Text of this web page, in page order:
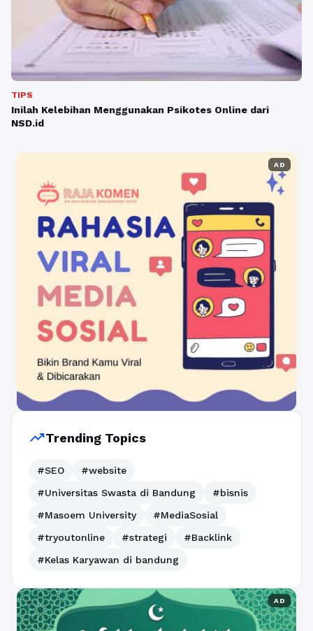
TIPS
Inilah Kelebihan Menggunakan Psikotes Online dari
NSD.id
AD
trending_upTrending Topics
#SEO
#website
#Universitas Swasta di Bandung
#bisnis
#Masoem University
#MediaSosial
#tryoutonline
#strategi
#Backlink
#Kelas Karyawan di bandung
AD